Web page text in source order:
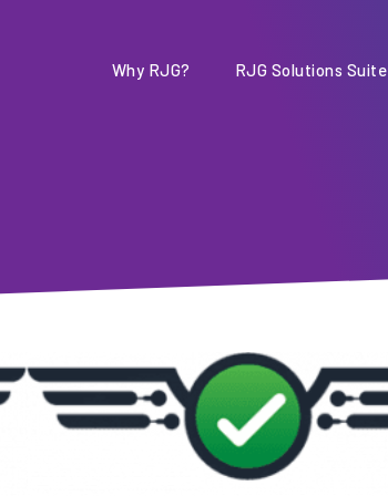
Why RJG? RJG Solutions Suite